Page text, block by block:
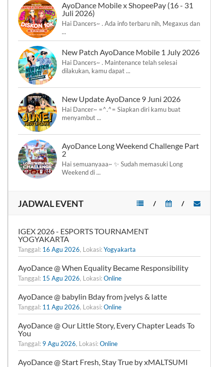
AyoDance Mobile x ShopeePay (16 - 31
Juli 2026)
Hai Dancers~ . Ada info terbaru nih, Megaxus dan
...
New Patch AyoDance Mobile 1 July 2026
Hai Dancers~ . Maintenance telah selesai
dilakukan, kamu dapat ...
New Update AyoDance 9 Juni 2026
Hai Dancer~ =^.^= Siapkan diri kamu buat
menyambut ...
AyoDance Long Weekend Challenge Part
2
Hai semuanyaaa~ ✨ Sudah memasuki Long
Weekend di ...
JADWAL EVENT /
/
IGEX 2026 - ESPORTS TOURNAMENT
YOGYAKARTA
Tanggal: 16 Agu 2026, Lokasi:Yogyakarta
AyoDance @ When Equality Became Responsibility
Tanggal: 15 Agu 2026, Lokasi:Online
AyoDance @ babylin Bday from jvelys & latte
Tanggal: 11 Agu 2026, Lokasi:Online
AyoDance @ Our Little Story, Every Chapter Leads To
You
Tanggal: 9 Agu 2026, Lokasi:Online
AyoDance @ Start Fresh, Stay True by xMALTSUMI